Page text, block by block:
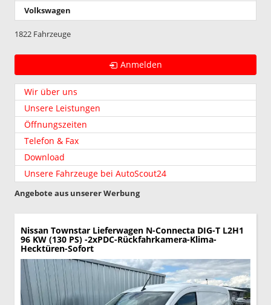
Volkswagen
1822 Fahrzeuge
Anmelden
Wir über uns
Unsere Leistungen
Öffnungszeiten
Telefon & Fax
Download
Unsere Fahrzeuge bei AutoScout24
Angebote aus unserer Werbung
Nissan Townstar Lieferwagen N-Connecta DIG-T L2H1
96 KW (130 PS) -2xPDC-Rückfahrkamera-Klima-
Hecktüren-Sofort